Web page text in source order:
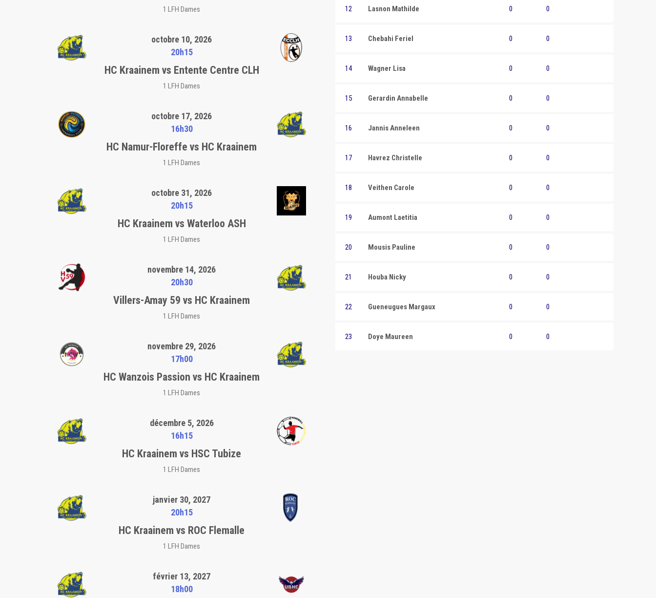
1 LFH Dames
octobre 10, 2026
20h15
HC Kraainem vs Entente Centre CLH
1 LFH Dames
octobre 17, 2026
16h30
HC Namur-Floreffe vs HC Kraainem
1 LFH Dames
octobre 31, 2026
20h15
HC Kraainem vs Waterloo ASH
1 LFH Dames
novembre 14, 2026
20h30
Villers-Amay 59 vs HC Kraainem
1 LFH Dames
novembre 29, 2026
17h00
HC Wanzois Passion vs HC Kraainem
1 LFH Dames
décembre 5, 2026
16h15
HC Kraainem vs HSC Tubize
1 LFH Dames
janvier 30, 2027
20h15
HC Kraainem vs ROC Flemalle
1 LFH Dames
février 13, 2027
18h00
12 Lasnon Mathilde 0 0
13 Chebahi Feriel 0 0
14 Wagner Lisa 0 0
15 Gerardin Annabelle 0 0
16 Jannis Anneleen 0 0
17 Havrez Christelle 0 0
18 Veithen Carole 0 0
19 Aumont Laetitia 0 0
20 Mousis Pauline 0 0
21 Houba Nicky 0 0
22 Gueneugues Margaux 0 0
23 Doye Maureen 0 0